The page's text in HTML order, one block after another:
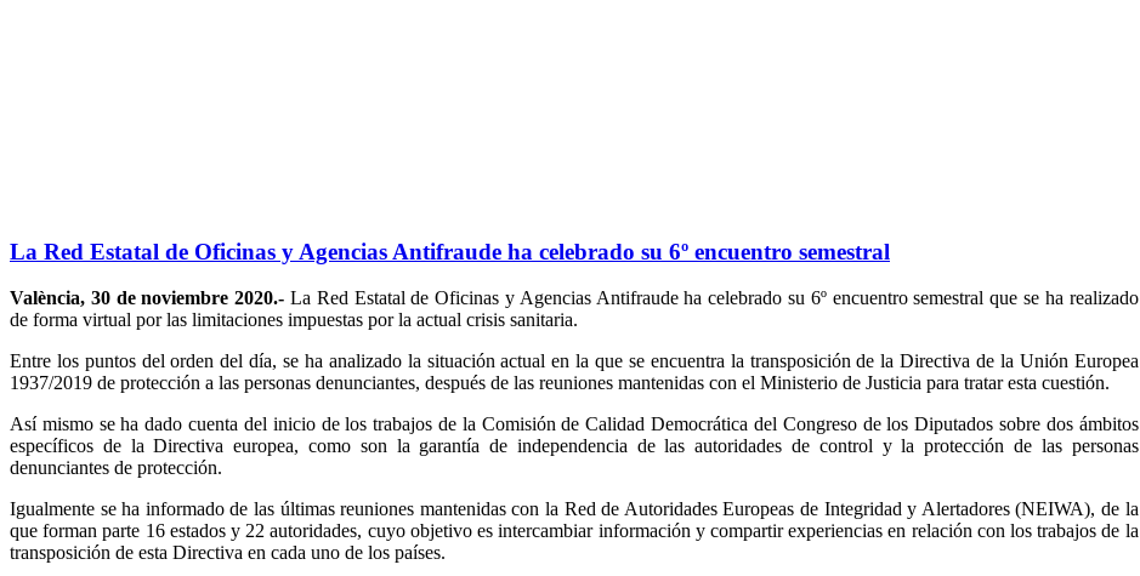
La Red Estatal de Oficinas y Agencias Antifraude ha celebrado su 6º encuentro semestral
València, 30 de noviembre 2020.- La Red Estatal de Oficinas y Agencias Antifraude ha celebrado su 6º encuentro semestral que se ha realizado
de forma virtual por las limitaciones impuestas por la actual crisis sanitaria.
Entre los puntos del orden del día, se ha analizado la situación actual en la que se encuentra la transposición de la Directiva de la Unión Europea
1937/2019 de protección a las personas denunciantes, después de las reuniones mantenidas con el Ministerio de Justicia para tratar esta cuestión.
Así mismo se ha dado cuenta del inicio de los trabajos de la Comisión de Calidad Democrática del Congreso de los Diputados sobre dos ámbitos
específicos de la Directiva europea, como son la garantía de independencia de las autoridades de control y la protección de las personas
denunciantes de protección.
Igualmente se ha informado de las últimas reuniones mantenidas con la Red de Autoridades Europeas de Integridad y Alertadores (NEIWA), de la
que forman parte 16 estados y 22 autoridades, cuyo objetivo es intercambiar información y compartir experiencias en relación con los trabajos de la
transposición de esta Directiva en cada uno de los países.